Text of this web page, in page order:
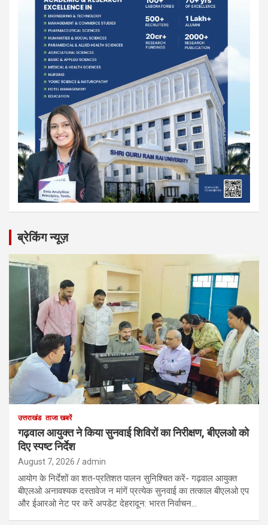
ब्रेकिंग न्यूज़
उत्तराखंड ताजा खबरें
गढ़वाल आयुक्त ने किया सुनवाई शिविरों का निरीक्षण, बीएलओ को
दिए स्पष्ट निर्देश
August 7, 2026 admin
आयोग के निर्देशों का शत-प्रतिशत पालन सुनिश्चित करें- गढ़वाल आयुक्त
बीएलओ अनावश्यक दस्तावेज न मांगें प्रत्येक सुनवाई का तत्काल बीएलओ एप
और ईआरओ नेट पर करें अपडेट देहरादून: भारत निर्वाचन…